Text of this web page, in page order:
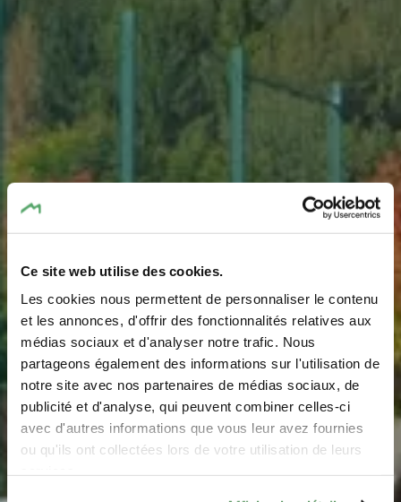
Ce site web utilise des cookies.
Les cookies nous permettent de personnaliser le contenu
et les annonces, d'offrir des fonctionnalités relatives aux
médias sociaux et d'analyser notre trafic. Nous
partageons également des informations sur l'utilisation de
notre site avec nos partenaires de médias sociaux, de
publicité et d'analyse, qui peuvent combiner celles-ci
avec d'autres informations que vous leur avez fournies
ou qu'ils ont collectées lors de votre utilisation de leurs
Playground - Op de
Fréinen
Where? op de Fréinen, L-6131 Junglinster